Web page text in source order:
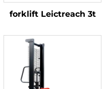
forklift Leictreach 3t